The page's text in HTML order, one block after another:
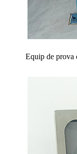
Equip de prova